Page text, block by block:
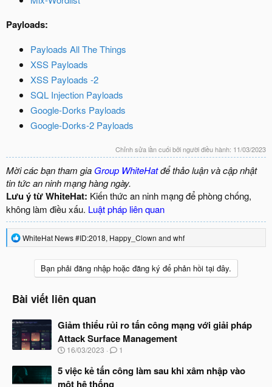
Payloads:
Payloads All The Things
XSS Payloads
XSS Payloads -2
SQL Injection Payloads
Google-Dorks Payloads
Google-Dorks-2 Payloads
Chỉnh sửa lần cuối bởi người điều hành: 11/03/2023
Mời các bạn tham gia Group WhiteHatđể thảo luận và cập nhật
tin tức an ninh mạng hàng ngày.
Lưu ý từ WhiteHat: Kiến thức an ninh mạng để phòng chống,
không làm điều xấu. Luật pháp liên quan
R
e
o
n
:
WhiteHat News #ID:2018, Happy_Clown and whf
Bạn phải đăng nhập hoặc đăng ký để phản hồi tại đây.
Bài viết liên quan
Giảm thiểu rủi ro tấn công mạng với giải pháp
Attack Surface Management
N
à
16/03/2023 1
5 việc kẻ tấn công làm sau khi xâm nhập vào
một hệ thống